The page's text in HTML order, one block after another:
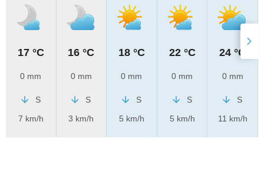
17 °C
0 mm
S
7 km/h
16 °C
0 mm
S
3 km/h
18 °C
0 mm
S
5 km/h
22 °C
0 mm
S
5 km/h
24 °C
0 mm
S
11 km/h